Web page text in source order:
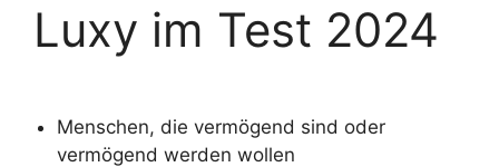
Luxy im Test 2024
Menschen, die vermögend sind oder
vermögend werden wollen